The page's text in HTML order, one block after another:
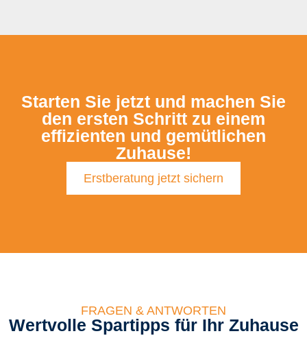
Starten Sie jetzt und machen Sie
den ersten Schritt zu einem
effizienten und gemütlichen
Zuhause!
Erstberatung jetzt sichern
FRAGEN & ANTWORTEN
Wertvolle Spartipps für Ihr Zuhause